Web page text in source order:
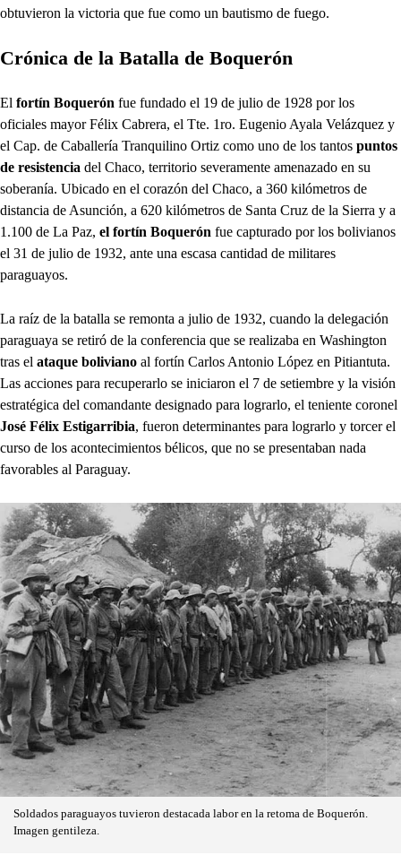
obtuvieron la victoria que fue como un bautismo de fuego.
Crónica de la Batalla de Boquerón
El fortín Boquerón fue fundado el 19 de julio de 1928 por los
oficiales mayor Félix Cabrera, el Tte. 1ro. Eugenio Ayala Velázquez y
el Cap. de Caballería Tranquilino Ortiz como uno de los tantos puntos
de resistencia del Chaco, territorio severamente amenazado en su
soberanía. Ubicado en el corazón del Chaco, a 360 kilómetros de
distancia de Asunción, a 620 kilómetros de Santa Cruz de la Sierra y a
1.100 de La Paz, el fortín Boquerón fue capturado por los bolivianos
el 31 de julio de 1932, ante una escasa cantidad de militares
paraguayos.
La raíz de la batalla se remonta a julio de 1932, cuando la delegación
paraguaya se retiró de la conferencia que se realizaba en Washington
tras el ataque boliviano al fortín Carlos Antonio López en Pitiantuta.
Las acciones para recuperarlo se iniciaron el 7 de setiembre y la visión
estratégica del comandante designado para lograrlo, el teniente coronel
José Félix Estigarribia, fueron determinantes para lograrlo y torcer el
curso de los acontecimientos bélicos, que no se presentaban nada
favorables al Paraguay.
Soldados paraguayos tuvieron destacada labor en la retoma de Boquerón.
Imagen gentileza.